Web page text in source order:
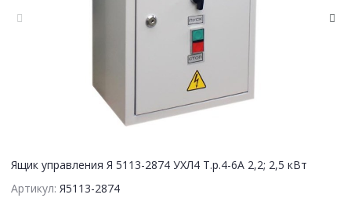
Ящик управления Я 5113-2874 УХЛ4 Т.р.4-6А 2,2; 2,5 кВт
Артикул: Я5113-2874